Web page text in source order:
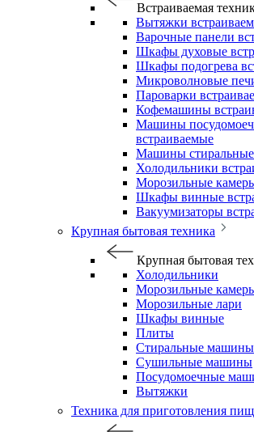
Встраиваемая
Вытяжки
Варочные панели
Шкафы духовые
Шкафы подогрева
Микроволновые
Пароварки
Кофемашины
Машины
встраиваемые
Машины стиральные
Холодильники
Морозильные
Шкафы винные
Вакуумизаторы
Крупная бытовая техника
Крупная бытовая
Холодильники
Морозильные
Морозильные лари
Шкафы винные
Плиты
Стиральные машины
Сушильные машины
Посудомоечные
Вытяжки
Техника для приготовления